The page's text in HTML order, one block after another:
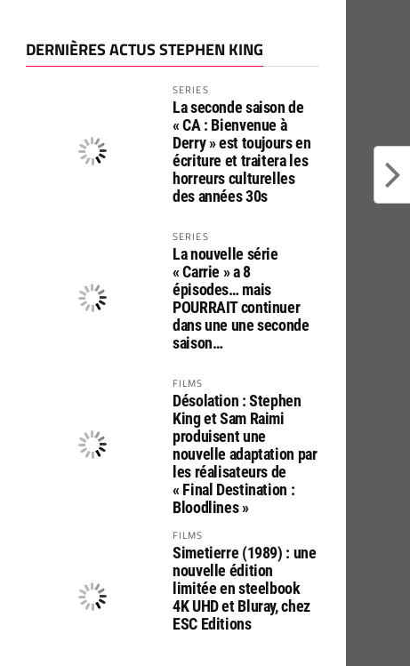
DERNIÈRES ACTUS STEPHEN KING
SERIES
La seconde saison de
« CA : Bienvenue à
Derry » est toujours en
écriture et traitera les
horreurs culturelles
des années 30s
SERIES
La nouvelle série
« Carrie » a 8
épisodes… mais
POURRAIT continuer
dans une une seconde
saison…
FILMS
Désolation : Stephen
King et Sam Raimi
produisent une
nouvelle adaptation par
les réalisateurs de
« Final Destination :
Bloodlines »
FILMS
Simetierre (1989) : une
nouvelle édition
limitée en steelbook
4K UHD et Bluray, chez
ESC Editions